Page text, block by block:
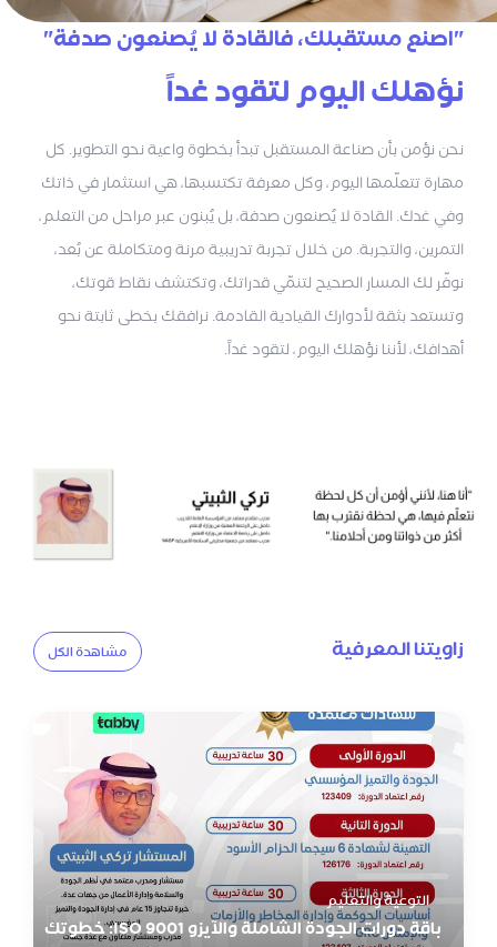
"اصنع مستقبلك، فالقادة لا يُصنعون صدفة"
نؤهلك اليوم لتقود غداً
نحن نؤمن بأن صناعة المستقبل تبدأ بخطوة واعية نحو التطوير. كل
مهارة تتعلّمها اليوم، وكل معرفة تكتسبها، هي استثمار في ذاتك
وفي غدك. القادة لا يُصنعون صدفة، بل يُبنون عبر مراحل من التعلم،
التمرين، والتجربة. من خلال تجربة تدريبية مرنة ومتكاملة عن بُعد،
نوفّر لك المسار الصحيح لتنمّي قدراتك، وتكتشف نقاط قوتك،
وتستعد بثقة لأدوارك القيادية القادمة. نرافقك بخطى ثابتة نحو
أهدافك، لأننا نؤهلك اليوم، لتقود غداً.
زاويتنا المعرفية مشاهدة الكل
التوعية والتعليم
باقة دورات الجودة الشاملة والآيزو ISO 9001: خطوتك